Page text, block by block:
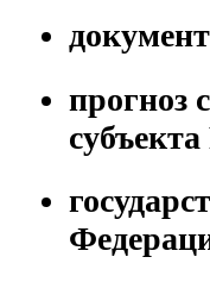
прогноз